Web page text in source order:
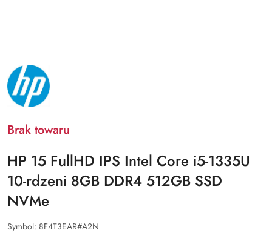
NAZWA
PRODUCENTA:
HP
Brak towaru
HP 15 FullHD IPS Intel Core i5-1335U
10-rdzeni 8GB DDR4 512GB SSD
NVMe
Symbol: 8F4T3EAR#A2N